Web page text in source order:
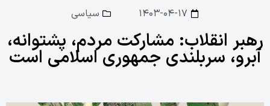
۱۴۰۳-۰۴-۱۷ سیاسی
رهبر انقلاب: مشارکت مردم، پشتوانه،
آبرو، سربلندی جمهوری اسلامی است